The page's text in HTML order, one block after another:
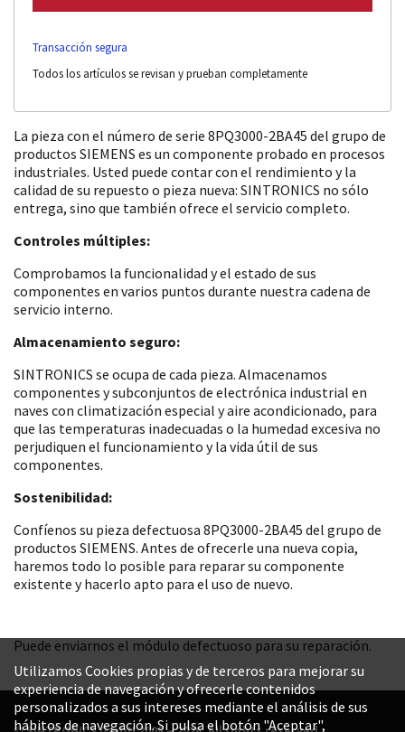
Transacción segura
Todos los artículos se revisan y prueban completamente
La pieza con el número de serie 8PQ3000-2BA45 del grupo de
productos SIEMENS es un componente probado en procesos
industriales. Usted puede contar con el rendimiento y la
calidad de su repuesto o pieza nueva: SINTRONICS no sólo
entrega, sino que también ofrece el servicio completo.
Controles múltiples:
Comprobamos la funcionalidad y el estado de sus
componentes en varios puntos durante nuestra cadena de
servicio interno.
Almacenamiento seguro:
SINTRONICS se ocupa de cada pieza. Almacenamos
componentes y subconjuntos de electrónica industrial en
naves con climatización especial y aire acondicionado, para
que las temperaturas inadecuadas o la humedad excesiva no
perjudiquen el funcionamiento y la vida útil de sus
componentes.
Sostenibilidad:
Confíenos su pieza defectuosa 8PQ3000-2BA45 del grupo de
productos SIEMENS. Antes de ofrecerle una nueva copia,
haremos todo lo posible para reparar su componente
existente y hacerlo apto para el uso de nuevo.
Puede enviarnos el módulo defectuoso para su reparación.
Utilizamos Cookies propias y de terceros para mejorar su
experiencia de navegación y ofrecerle contenidos
personalizados a sus intereses mediante el análisis de sus
hábitos de navegación. Si pulsa el botón "Aceptar",